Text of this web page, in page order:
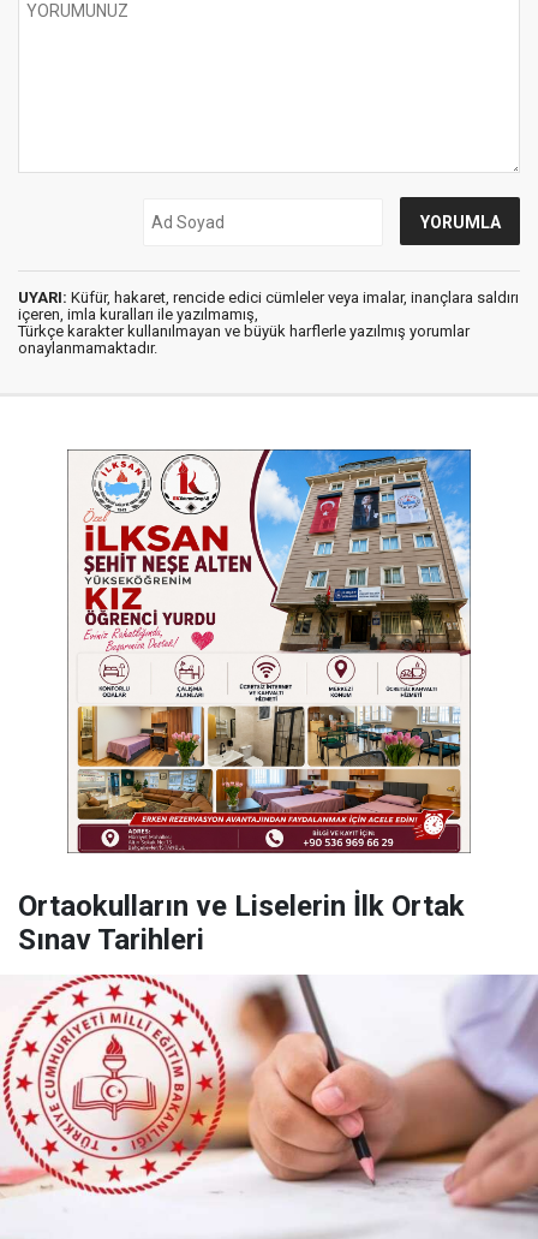
UYARI: Küfür, hakaret, rencide edici cümleler veya imalar, inançlara saldırı
içeren, imla kuralları ile yazılmamış,
Türkçe karakter kullanılmayan ve büyük harflerle yazılmış yorumlar
onaylanmamaktadır.
Ortaokulların ve Liselerin İlk Ortak
Sınav Tarihleri